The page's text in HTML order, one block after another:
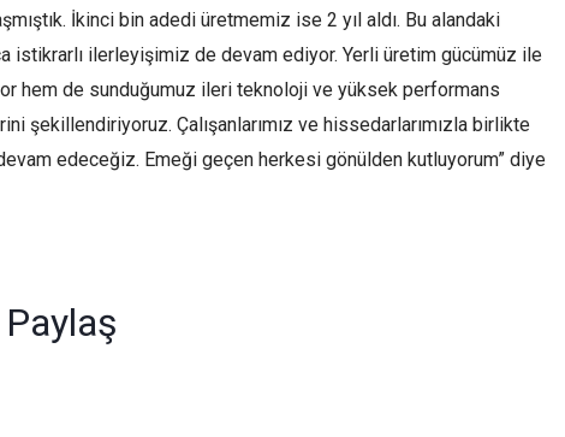
İkinci bin adedi üretmemiz ise 2 yıl aldı. Bu alandaki
istikrarlı ilerleyişimiz de devam ediyor. Yerli üretim gücümüz ile
hem de sunduğumuz ileri teknoloji ve yüksek performans
şekillendiriyoruz. Çalışanlarımız ve hissedarlarımızla birlikte
edeceğiz. Emeği geçen herkesi gönülden kutluyorum” diye
Email
Paylaş